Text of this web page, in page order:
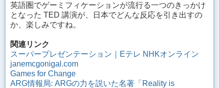
英語圏でゲーミフィケーションが流行る一つのきっかけ
となった TED 講演が、日本でどんな反応を引き出すの
か、楽しみですね。
関連リンク
スーパープレゼンテーション｜Eテレ NHKオンライン
janemcgonigal.com
Games for Change
ARG情報局: ARGの力を説いた名著「Reality is